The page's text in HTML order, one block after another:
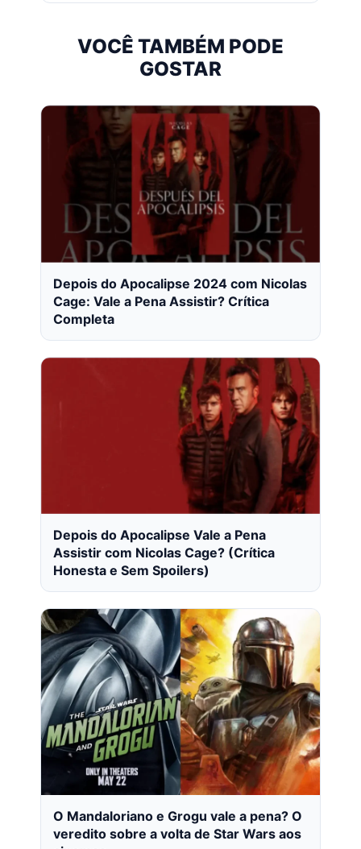
VOCÊ TAMBÉM PODE
GOSTAR
Depois do Apocalipse 2024 com Nicolas
Cage: Vale a Pena Assistir? Crítica
Completa
Depois do Apocalipse Vale a Pena
Assistir com Nicolas Cage? (Crítica
Honesta e Sem Spoilers)
O Mandaloriano e Grogu vale a pena? O
veredito sobre a volta de Star Wars aos